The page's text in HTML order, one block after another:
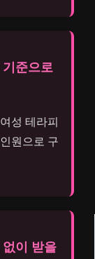
준으로
성 테라피
원으로 구
이 받을